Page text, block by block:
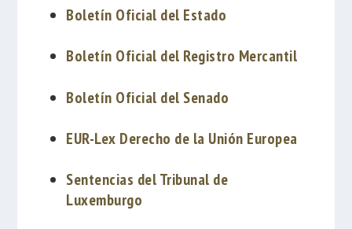
Boletín Oficial del Estado
Boletín Oficial del Registro Mercantil
Boletín Oficial del Senado
EUR-Lex Derecho de la Unión Europea
Sentencias del Tribunal de
Luxemburgo